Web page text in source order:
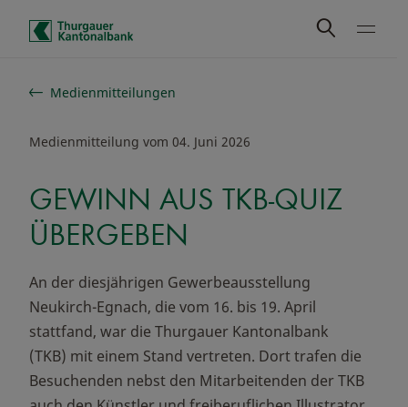
Schnelle Navigation
Medienmitteilungen
Medienmitteilung vom 04. Juni 2026
GEWINN AUS TKB-QUIZ
ÜBERGEBEN
An der diesjährigen Gewerbeausstellung
Neukirch-Egnach, die vom 16. bis 19. April
stattfand, war die Thurgauer Kantonalbank
(TKB) mit einem Stand vertreten. Dort trafen die
Besuchenden nebst den Mitarbeitenden der TKB